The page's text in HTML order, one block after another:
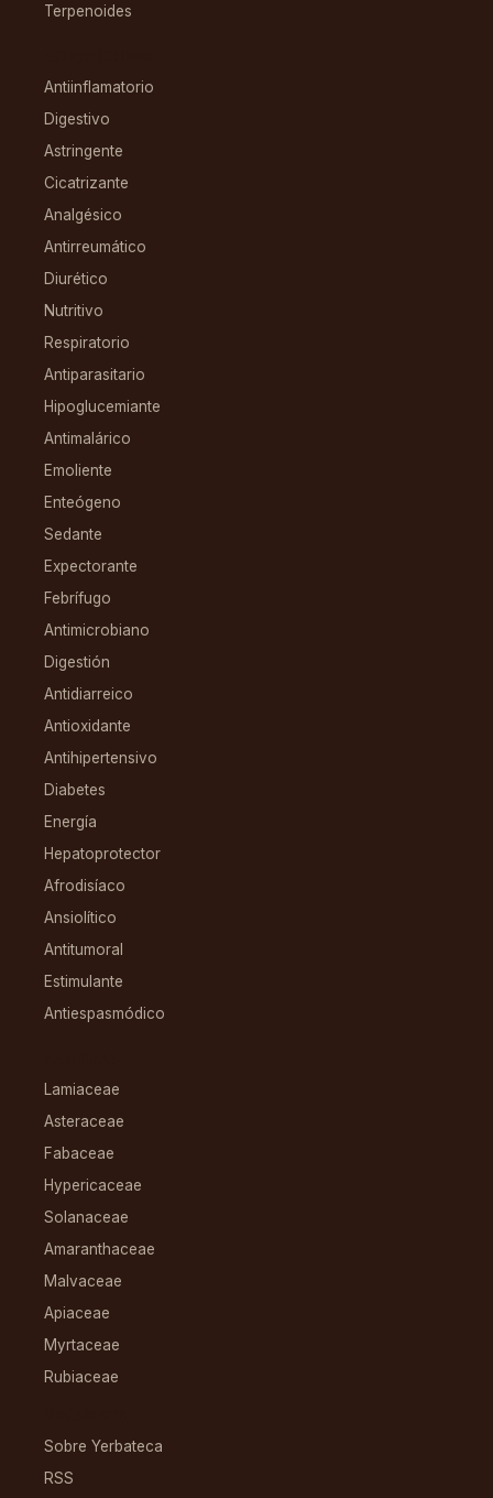
Terpenoides
Antiinflamatorio
Digestivo
Astringente
Cicatrizante
Analgésico
Antirreumático
Diurético
Nutritivo
Respiratorio
Antiparasitario
Hipoglucemiante
Antimalárico
Emoliente
Enteógeno
Sedante
Expectorante
Febrífugo
Antimicrobiano
Digestión
Antidiarreico
Antioxidante
Antihipertensivo
Diabetes
Energía
Hepatoprotector
Afrodisíaco
Ansiolítico
Antitumoral
Estimulante
Antiespasmódico
Lamiaceae
Asteraceae
Fabaceae
Hypericaceae
Solanaceae
Amaranthaceae
Malvaceae
Apiaceae
Myrtaceae
Rubiaceae
Sobre Yerbateca
RSS